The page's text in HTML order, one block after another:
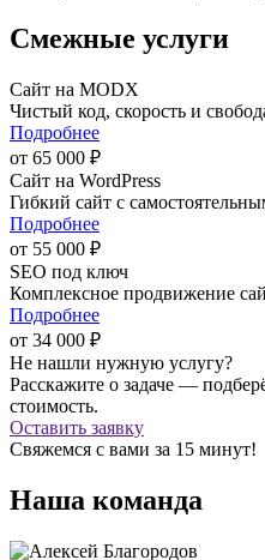
Смежные услуги
Сайт на MODX
Чистый код, скорость и
Подробнее
от 65 000 ₽
Сайт на WordPress
Гибкий сайт с
Подробнее
от 55 000 ₽
SEO под ключ
Комплексное продвижение
Подробнее
от 34 000 ₽
Не нашли нужную услугу?
Расскажите о задаче —
стоимость.
Оставить заявку
Свяжемся с вами за 15 минут!
Наша команда